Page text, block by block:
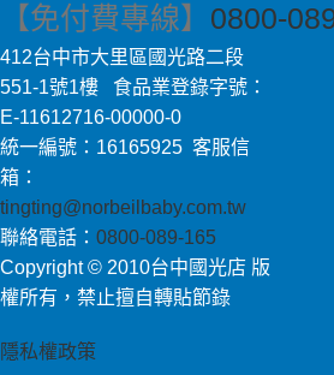
【免付費專線】 0800-
412台中市大里區國光路二段
551-1號1樓 食品業登錄字號：
E-11612716-00000-0
統一編號：16165925 客服信
箱：
tingting@norbeilbaby.com.tw
聯絡電話： 0800-089-165
Copyright © 2010台中國光店 版
權所有，禁止擅自轉貼節錄
隱私權政策